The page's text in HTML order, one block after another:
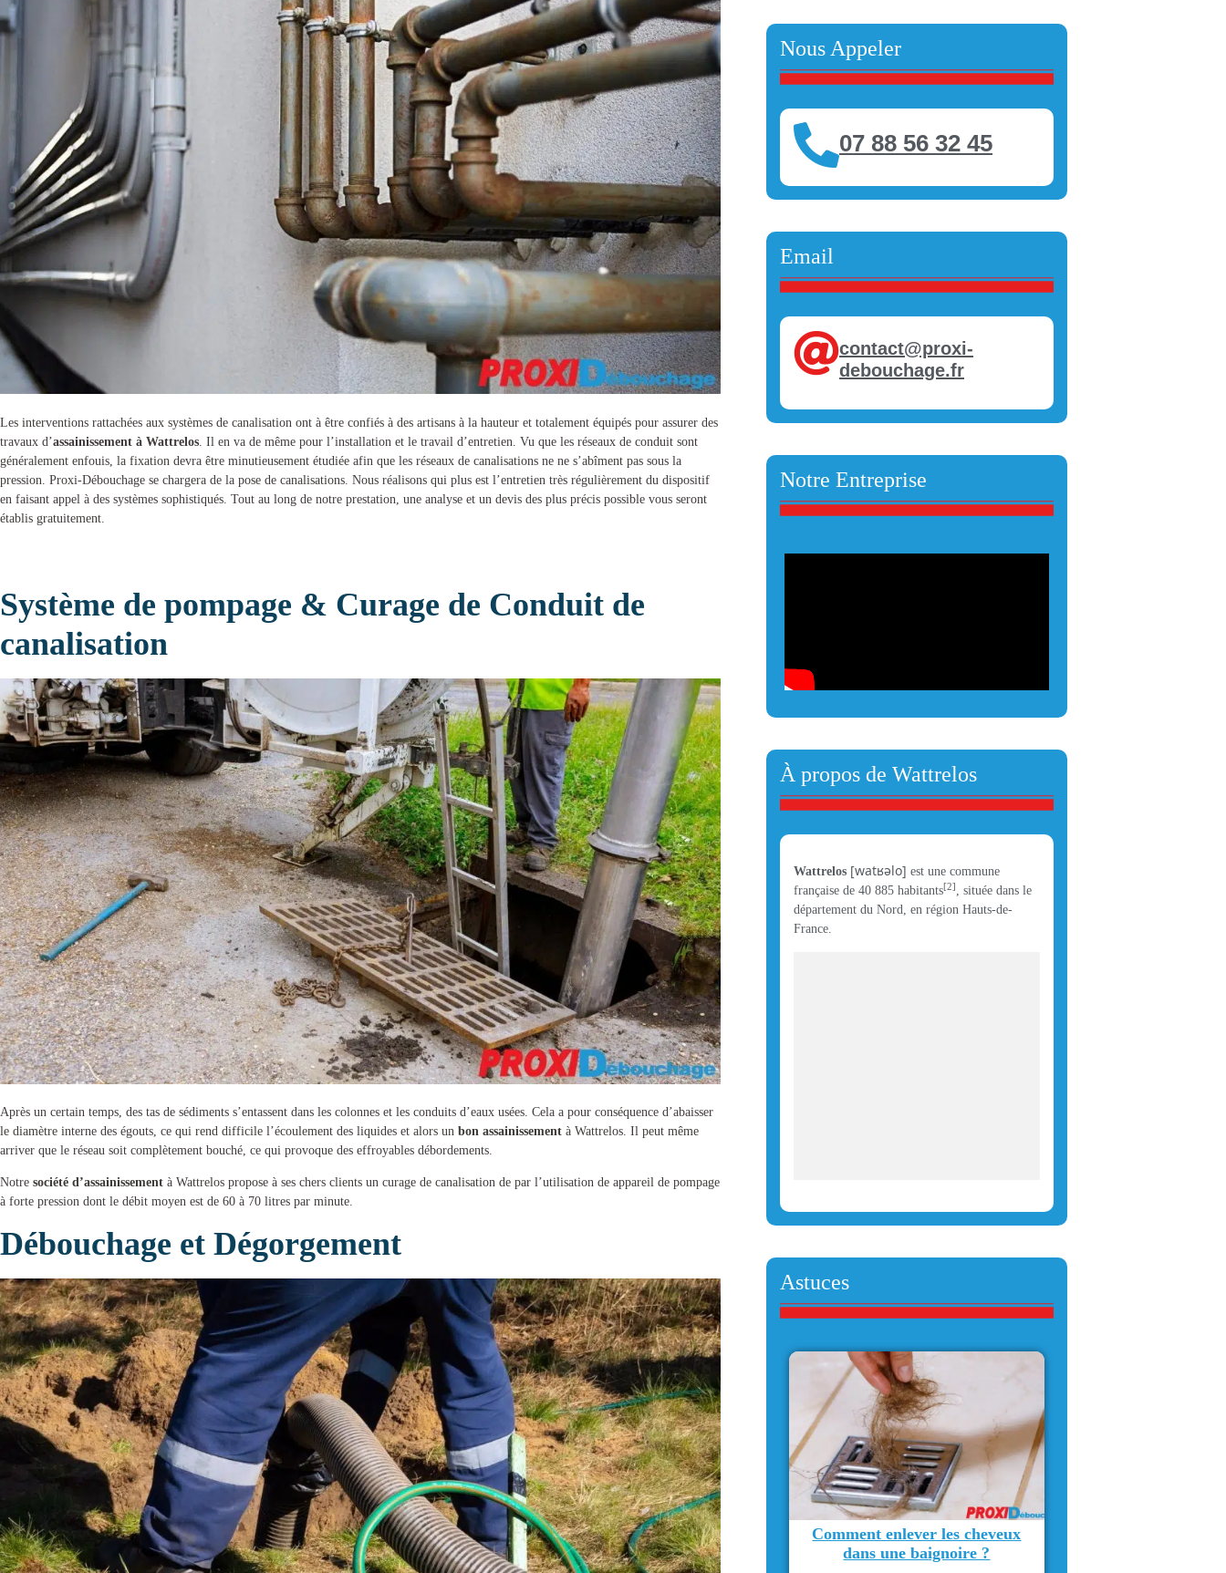
Les interventions rattachées aux systèmes de canalisation ont à être confiés à des artisans à la hauteur et totalement équipés pour assurer des
travaux d’assainissement à Wattrelos . Il en va de même pour l’installation et le travail d’entretien. Vu que les réseaux de conduit sont
généralement enfouis, la fixation devra être minutieusement étudiée afin que les réseaux de canalisations ne ne s’abîment pas sous la
pression. Proxi-Débouchage se chargera de la pose de canalisations . Nous réalisons qui plus est l’entretien très régulièrement du dispositif
en faisant appel à des systèmes sophistiqués. Tout au long de notre prestation, une analyse et un devis des plus précis possible vous seront
établis gratuitement.
Système de pompage & Curage de Conduit de
canalisation
Après un certain temps, des tas de sédiments s’entassent dans les colonnes et les conduits d’eaux usées. Cela a pour conséquence d’abaisser
le diamètre interne des égouts, ce qui rend difficile l’écoulement des liquides et alors un bon assainissement à Wattrelos . Il peut même
arriver que le réseau soit complètement bouché, ce qui provoque des effroyables débordements.
Notre société d’assainissement à Wattrelos propose à ses chers clients un curage de canalisation de par l’utilisation de appareil de pompage
à forte pression dont le débit moyen est de 60 à 70 litres par minute.
Débouchage et Dégorgement
Nous Appeler
07 88 56 32 45
Email
contact@proxi-
debouchage.fr
Notre Entreprise
À propos de Wattrelos
Wattrelos [watʁəlo] est une commune
française de 40 885 habitants[2] , située dans le
département du Nord, en région Hauts-de-
France.
Astuces
Comment enlever les cheveux
dans une baignoire ?